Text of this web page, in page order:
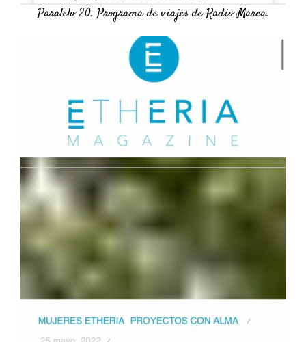
Paralelo 20. Programa de viajes de Radio Marca.